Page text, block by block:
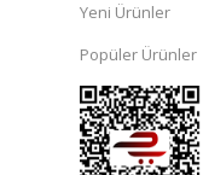
Yeni Ürünler
Popüler Ürünler